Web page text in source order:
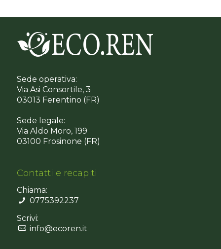
Sede operativa:
Via Asi Consortile, 3
03013 Ferentino (FR)
Sede legale:
Via Aldo Moro, 199
03100 Frosinone (FR)
Contatti e recapiti
Chiama:
0775392237
Scrivi:
info@ecoren.it